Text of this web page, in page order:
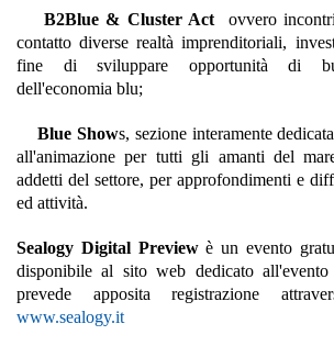
B2Blue & Cluster Act ovvero
contatto diverse realtà imprenditoriali,
fine di sviluppare opportunità di
dell'economia blu;
Blue Shows, sezione interamente
all'animazione per tutti gli amanti del
addetti del settore, per approfondimenti e
ed attività.
Sealogy Digital Previewè un evento
disponibile al sito web dedicato
prevede apposita registrazione
www.sealogy.it